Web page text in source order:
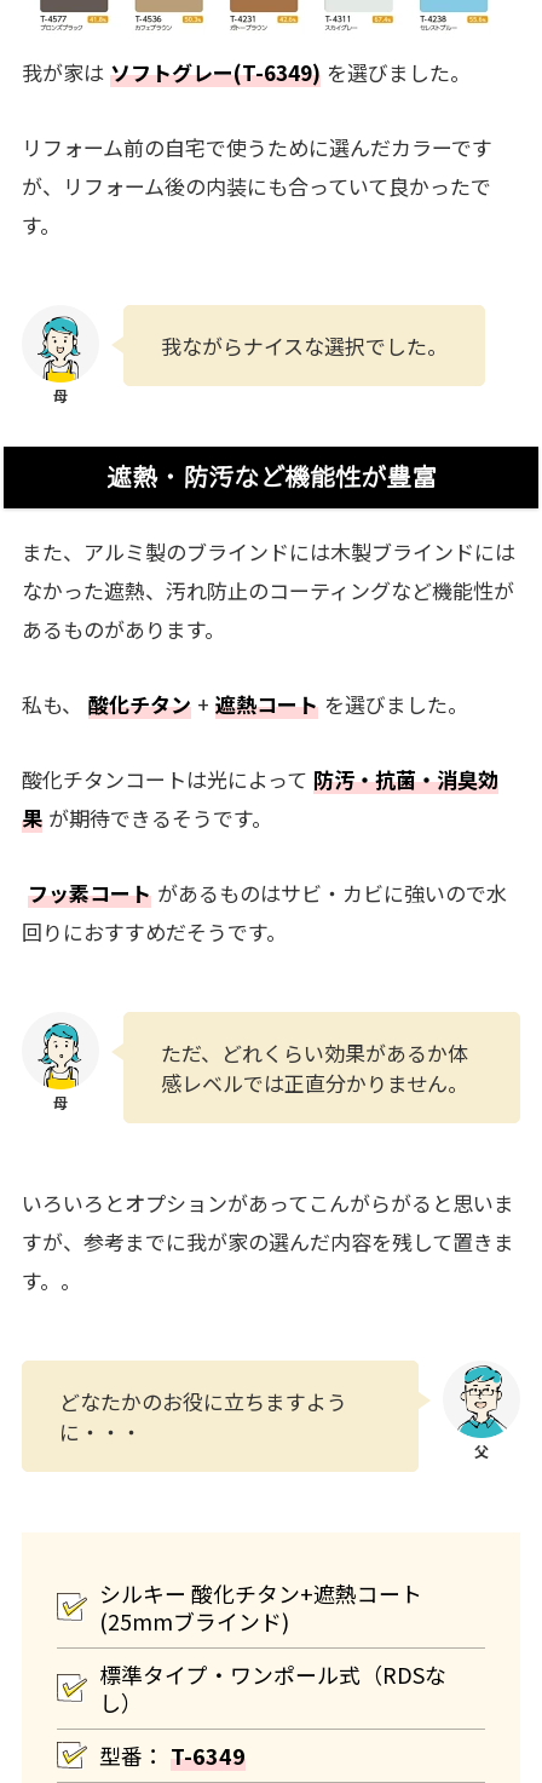
我が家は ソフトグレー(T-6349) を選びました。
リフォーム前の自宅で使うために選んだカラーです
が、リフォーム後の内装にも合っていて良かったで
す。
我ながらナイスな選択でした。
遮熱・防汚など機能性が豊富
また、アルミ製のブラインドには木製ブラインドには
なかった遮熱、汚れ防止のコーティングなど機能性が
あるものがあります。
私も、 酸化チタン + 遮熱コート を選びました。
酸化チタンコートは光によって 防汚・抗菌・消臭効
果 が期待できるそうです。
フッ素コート があるものはサビ・カビに強いので水
回りにおすすめだそうです。
ただ、どれくらい効果があるか体
感レベルでは正直分かりません。
いろいろとオプションがあってこんがらがると思いま
すが、参考までに我が家の選んだ内容を残して置きま
す。。
どなたかのお役に立ちますよう
に・・・
シルキー 酸化チタン+遮熱コート
(25mmブラインド)
標準タイプ・ワンポール式（RDSな
し）
型番： T-6349